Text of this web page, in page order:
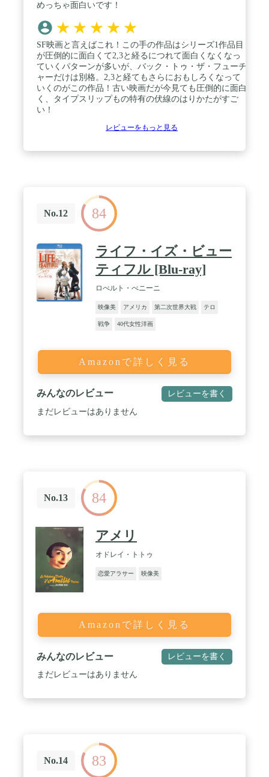
めっちゃ面白いです！
★ ★ ★ ★ ★
SF映画と言えばこれ！この手の作品はシリーズ1作品目
が圧倒的に面白くて2,3と経るにつれて面白くなくなっ
ていくパターンが多いが、バック・トゥ・ザ・フューチ
ャーだけは別格。2,3と経てもさらにおもしろくなって
いくのがこの作品！古い映画だが今見ても圧倒的に面白
く、タイプスリップもの特有の伏線のはりかたがすご
い！
レビューをもっと見る
No.12 84
ライフ・イズ・ビュー
ティフル [Blu-ray]
ロべルト・べニーニ
映像美 アメリカ 第二次世界大戦 テロ
戦争 40代女性洋画
Amazonで詳しく見る
みんなのレビュー レビューを書く
まだレビューはありません
No.13 84
アメリ
オドレイ・トトゥ
恋愛アラサー 映像美
Amazonで詳しく見る
みんなのレビュー レビューを書く
まだレビューはありません
No.14 83